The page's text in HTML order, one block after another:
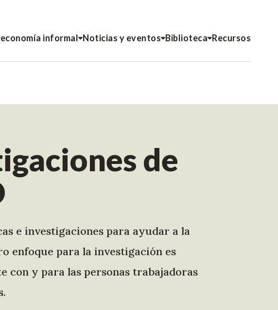
economía informal Noticias y eventos Biblioteca Recursos
de
e investigaciones para ayudar a la
enfoque para la investigación es
con y para las personas trabajadoras